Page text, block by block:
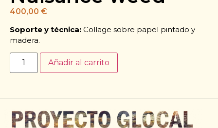
400,00 €
Soporte y técnica: Collage sobre papel pintado y
madera.
Añadir al carrito